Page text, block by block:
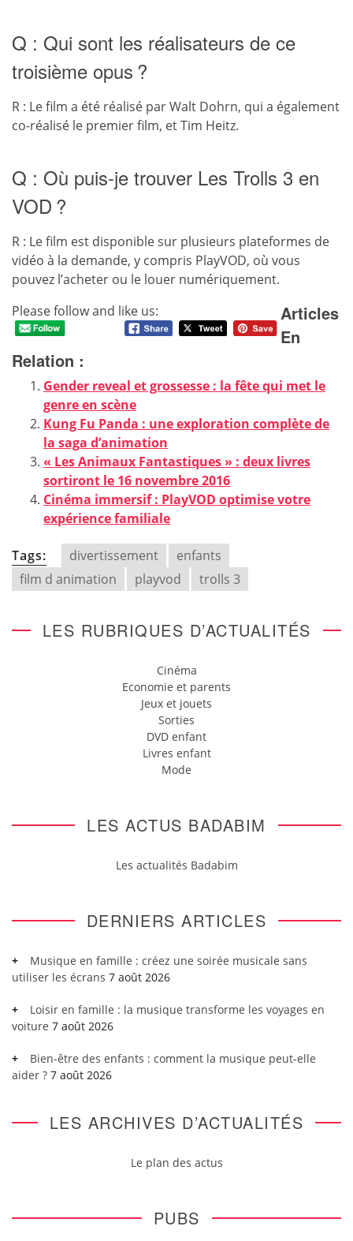
Q : Qui sont les réalisateurs de ce
troisième opus ?
R : Le film a été réalisé par Walt Dohrn, qui a également
co-réalisé le premier film, et Tim Heitz.
Q : Où puis-je trouver Les Trolls 3 en
VOD ?
R : Le film est disponible sur plusieurs plateformes de
vidéo à la demande, y compris PlayVOD, où vous
pouvez l’acheter ou le louer numériquement.
Please follow and like us:
Articles
En
Relation :
Gender reveal et grossesse : la fête qui met le
genre en scène
Kung Fu Panda : une exploration complète de
la saga d’animation
« Les Animaux Fantastiques » : deux livres
sortiront le 16 novembre 2016
Cinéma immersif : PlayVOD optimise votre
expérience familiale
Tags: divertissement
enfants
film d animation
playvod trolls 3
LES RUBRIQUES D’ACTUALITÉS
Cinéma
Economie et parents
Jeux et jouets
Sorties
DVD enfant
Livres enfant
Mode
LES ACTUS BADABIM
Les actualités Badabim
DERNIERS ARTICLES
Musique en famille : créez une soirée musicale sans
utiliser les écrans 7 août 2026
Loisir en famille : la musique transforme les voyages en
voiture 7 août 2026
Bien-être des enfants : comment la musique peut-elle
aider ? 7 août 2026
LES ARCHIVES D’ACTUALITÉS
Le plan des actus
PUBS